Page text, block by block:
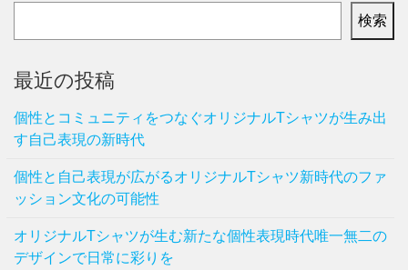
検索
最近の投稿
個性とコミュニティをつなぐオリジナルTシャツが生み出
す自己表現の新時代
個性と自己表現が広がるオリジナルTシャツ新時代のファ
ッション文化の可能性
オリジナルTシャツが生む新たな個性表現時代唯一無二の
デザインで日常に彩りを